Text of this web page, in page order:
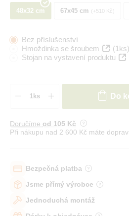
48x32 cm 67x45 cm +510 Kč
Bez příslušenství
Hmoždinka se šroubem
(1ks)
Stojan na vystavení produktu
Do
Doručíme od 105 Kč
Při nákupu nad 2 600 Kč máte
Bezpečná platba
Jsme přímý výrobce
Jednoduchá montáž